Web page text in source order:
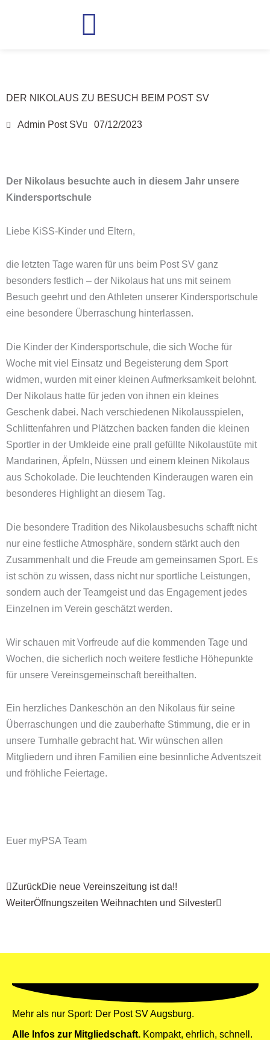
DER NIKOLAUS ZU BESUCH BEIM POST SV
Admin Post SV 07/12/2023
Der Nikolaus besuchte auch in diesem Jahr unsere
Kindersportschule
Liebe KiSS-Kinder und Eltern,
die letzten Tage waren für uns beim Post SV ganz
besonders festlich – der Nikolaus hat uns mit seinem
Besuch geehrt und den Athleten unserer Kindersportschule
eine besondere Überraschung hinterlassen.
Die Kinder der Kindersportschule, die sich Woche für
Woche mit viel Einsatz und Begeisterung dem Sport
widmen, wurden mit einer kleinen Aufmerksamkeit belohnt.
Der Nikolaus hatte für jeden von ihnen ein kleines
Geschenk dabei. Nach verschiedenen Nikolausspielen,
Schlittenfahren und Plätzchen backen fanden die kleinen
Sportler in der Umkleide eine prall gefüllte Nikolaustüte mit
Mandarinen, Äpfeln, Nüssen und einem kleinen Nikolaus
aus Schokolade. Die leuchtenden Kinderaugen waren ein
besonderes Highlight an diesem Tag.
Die besondere Tradition des Nikolausbesuchs schafft nicht
nur eine festliche Atmosphäre, sondern stärkt auch den
Zusammenhalt und die Freude am gemeinsamen Sport. Es
ist schön zu wissen, dass nicht nur sportliche Leistungen,
sondern auch der Teamgeist und das Engagement jedes
Einzelnen im Verein geschätzt werden.
Wir schauen mit Vorfreude auf die kommenden Tage und
Wochen, die sicherlich noch weitere festliche Höhepunkte
für unsere Vereinsgemeinschaft bereithalten.
Ein herzliches Dankeschön an den Nikolaus für seine
Überraschungen und die zauberhafte Stimmung, die er in
unsere Turnhalle gebracht hat. Wir wünschen allen
Mitgliedern und ihren Familien eine besinnliche Adventszeit
und fröhliche Feiertage.
Euer myPSA Team
Zurück
ZurückDie neue Vereinszeitung ist da!!
WeiterÖffnungszeiten Weihnachten und Silvester
Mehr als nur Sport: Der Post SV Augsburg.
Alle Infos zur Mitgliedschaft. Kompakt, ehrlich, schnell.